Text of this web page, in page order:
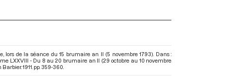
de la séance du 15 brumaire an II (5 novembre 1793). Dans :
LXXVIII - Du 8 au 20 brumaire an II (29 octobre au 10 novembre
1911. pp. 359-360.